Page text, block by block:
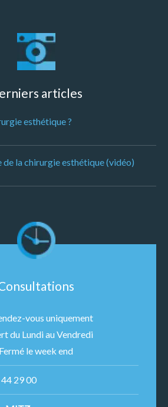
articles
esthétique ?
la chirurgie esthétique (vidéo)
vous uniquement
du Lundi au Vendredi
Fermé le week end
29 00